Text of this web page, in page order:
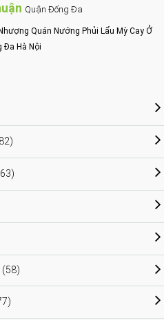
Quận Đống Đa
Quán Nướng Phủi Lẩu Mỳ Cay Ở
Đa Hà Nội
(58)